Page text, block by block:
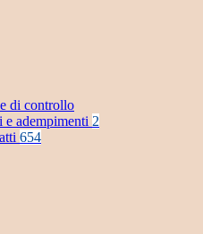
di controllo
adempimenti 2
654